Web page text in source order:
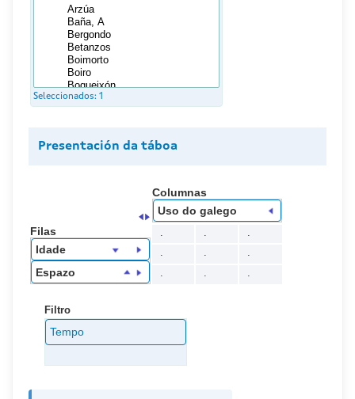
Seleccionados: 1
Presentación da táboa
Columnas
Uso do galego
Filas
Idade
Espazo
Filtro
Tempo